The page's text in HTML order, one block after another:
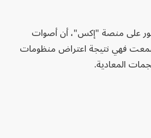
على منصة "إكس"، أن أصوات
فهي نتيجة اعتراض منظومات
المعادية.